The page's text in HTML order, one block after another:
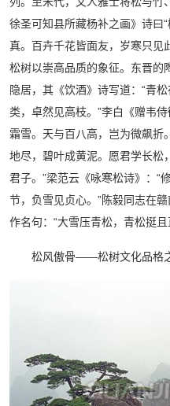
徐圣可知县所藏杨补之画》诗曰
真。百卉千花皆面友，岁寒只见
松树以崇高品质的象征。东晋的
隐居，其《饮酒》诗写道：“青
类，卓然见高枝。”李白《赠韦
霜雪。天与百八高，岂为微飙折
地尽，碧叶成黄泥。愿君学长松
君子。”梁范云《咏寒松诗》：“
节，负雪见贞心。”陈毅同志在
作名句：“大雪压青松，青松挺
松风傲骨——松树文化品格